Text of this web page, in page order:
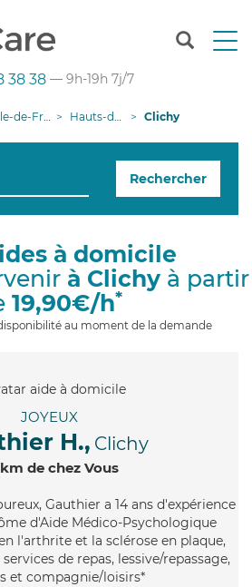
T
n
g
i
38 38 — 9h-19h 7j/7
de-France Hauts-de-Seine Clichy
Rechercher
à domicile
à Clichy à partir
19,90€/h*
au moment de la demande
JOYEUX
H., Clichy
de chez Vous
Gauthier a 14 ans d'expérience
d'Aide Médico-Psychologique
l'arthrite et la sclérose en plaque,
de repas, lessive/repassage,
et compagnie/loisirs*